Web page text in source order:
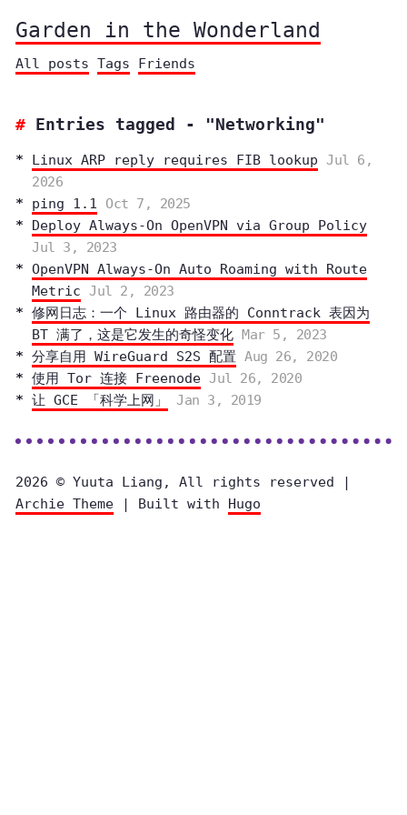
Garden in the Wonderland
All posts Tags Friends
Entries tagged - "Networking"
Linux ARP reply requires FIB lookup
Jul 6,
2026
ping 1.1
Oct 7, 2025
Deploy Always-On OpenVPN via Group Policy
Jul 3, 2023
OpenVPN Always-On Auto Roaming with Route
Metric
Jul 2, 2023
修网日志：一个 Linux 路由器的 Conntrack 表因为
BT 满了，这是它发生的奇怪变化 Mar 5, 2023
分享自用 WireGuard S2S 配置 Aug 26, 2020
使用 Tor 连接 Freenode Jul 26, 2020
让 GCE 「科学上网」
Jan 3, 2019
2026 © Yuuta Liang, All rights reserved |
Archie Theme | Built with Hugo